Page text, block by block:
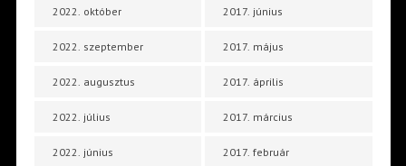
2022. október
2022. szeptember
2022. augusztus
2022. július
2022. június
2017. június
2017. május
2017. április
2017. március
2017. február